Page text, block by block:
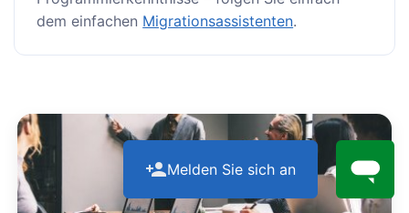
dem einfachen Migrationsassistenten.
Melden Sie sich an